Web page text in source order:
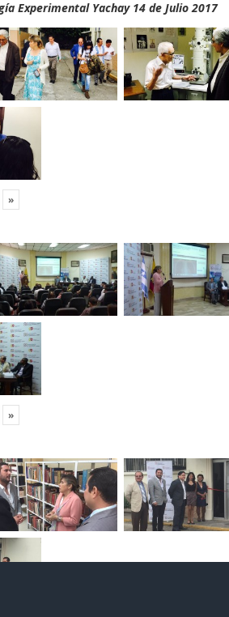
Experimental Yachay 14 de Julio 2017
»
»